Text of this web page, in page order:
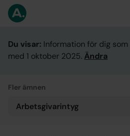
Du visar: Information för dig
med 1 oktober 2025. Ändra
Fler ämnen
Arbetsgivarintyg